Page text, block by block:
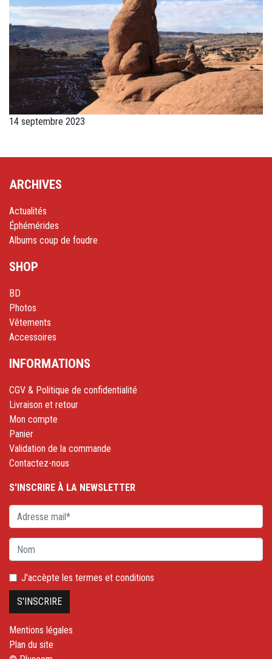
14 septembre 2023
ARCHIVES
Actualités
Éphémérides
Albums coup de foudre
SHOP
BD
Photos
Vêtements
Accessoires
INFORMATIONS
CGV & Politique de confidentialité
Livraison et retour
Mon compte
Panier
Validation de la commande
Contactez-nous
S'INSCRIRE À LA NEWSLETTER
J'accèpte les termes et conditions
Mentions légales
Plan du site